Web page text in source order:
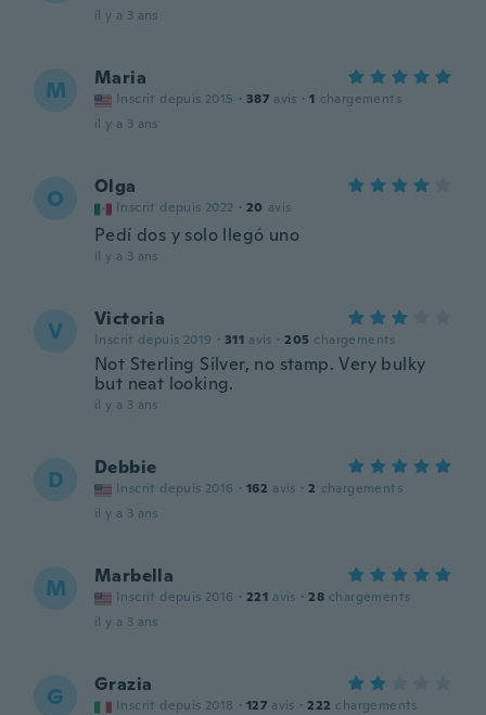
il y a 3 ans
M Maria
Inscrit depuis 2015 · 387 avis · 1 chargements
il y a 3 ans
O Olga
Inscrit depuis 2022 · 20 avis
Pedí dos y solo llegó uno
il y a 3 ans
V Victoria
Inscrit depuis 2019 · 311 avis · 205 chargements
Not Sterling Silver, no stamp. Very bulky
but neat looking.
il y a 3 ans
D Debbie
Inscrit depuis 2016 · 162 avis · 2 chargements
il y a 3 ans
M Marbella
Inscrit depuis 2016 · 221 avis · 28 chargements
il y a 3 ans
G Grazia
Inscrit depuis 2018 · 127 avis · 222 chargements